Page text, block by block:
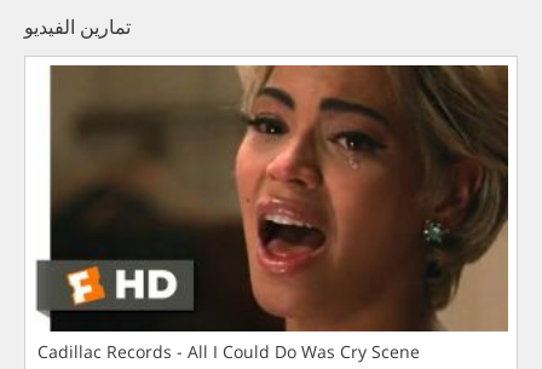
تمارين الفيديو
Cadillac Records - All I Could Do Was Cry Scene